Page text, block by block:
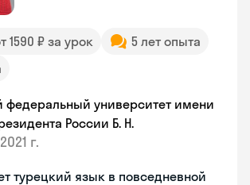
1590 ₽ за урок
5 лет опыта
федеральный университет имени
России Б. Н.
2021 г.
турецкий язык в повседневной